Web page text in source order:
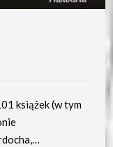
książek (w tym